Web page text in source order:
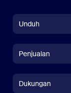
Unduh
Aplikasi Zoom
Pengontrol
Penjualan
Dukungan
Dukungan